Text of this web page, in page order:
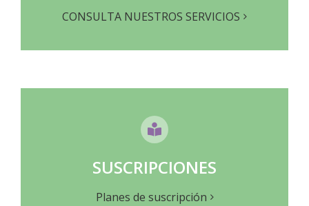
CONSULTA NUESTROS SERVICIOS
SUSCRIPCIONES
Planes de suscripción